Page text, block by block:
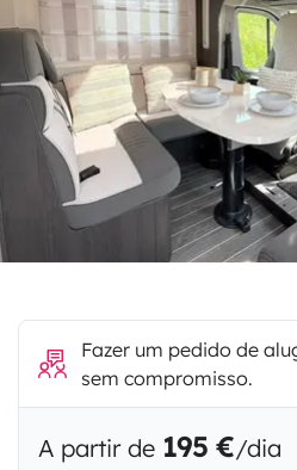
Fazer um pedido de
sem compromisso.
A partir de 195 €/dia